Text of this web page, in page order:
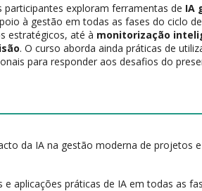
exploram ferramentas de IA
à gestão em todas as fases do ciclo
estratégicos, até à monitorização
. O curso aborda ainda práticas de
para responder aos desafios do
da IA na gestão moderna de projetos
e aplicações práticas de IA em todas as